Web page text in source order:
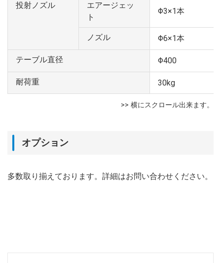
投射ノズル
エアージェッ
ト
Φ3×1本
ノズル Φ6×1本
テーブル直径 Φ400
耐荷重 30kg
オプション
多数取り揃えております。詳細はお問い合わせください。